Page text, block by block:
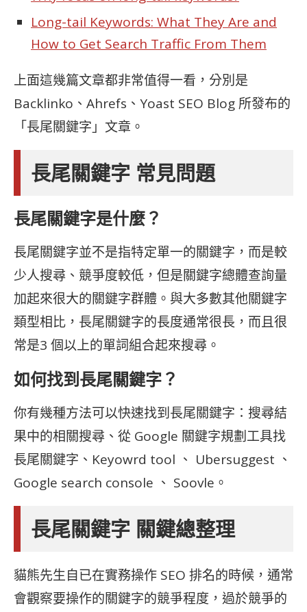
Long-tail Keywords: What They Are and
How to Get Search Traffic From Them
上面這幾篇文章都非常值得一看，分別是
Backlinko、Ahrefs、Yoast SEO Blog 所發布的
「長尾關鍵字」文章。
長尾關鍵字 常見問題
長尾關鍵字是什麼？
長尾關鍵字並不是指特定單一的關鍵字，而是較
少人搜尋、競爭度較低，但是關鍵字總體查詢量
加起來很大的關鍵字群體。與大多數其他關鍵字
類型相比，長尾關鍵字的長度通常很長，而且很
常是3 個以上的單詞組合起來搜尋。
如何找到長尾關鍵字？
你有幾種方法可以快速找到長尾關鍵字：搜尋結
果中的相關搜尋、從 Google 關鍵字規劃工具找
長尾關鍵字、Keyowrd tool 、 Ubersuggest 、
Google search console 、 Soovle。
長尾關鍵字 關鍵總整理
貓熊先生自已在實務操作 SEO 排名的時候，通常
會觀察要操作的關鍵字的競爭程度，過於競爭的